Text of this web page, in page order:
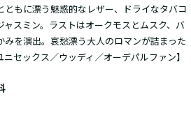
ともに漂う魅惑的なレザー、ドライなタバコ
ャスミン。ラストはオークモスとムスク、バ
みを演出。哀愁漂う大人のロマンが詰まった
セックス／ウッディ／オーデパルファン】